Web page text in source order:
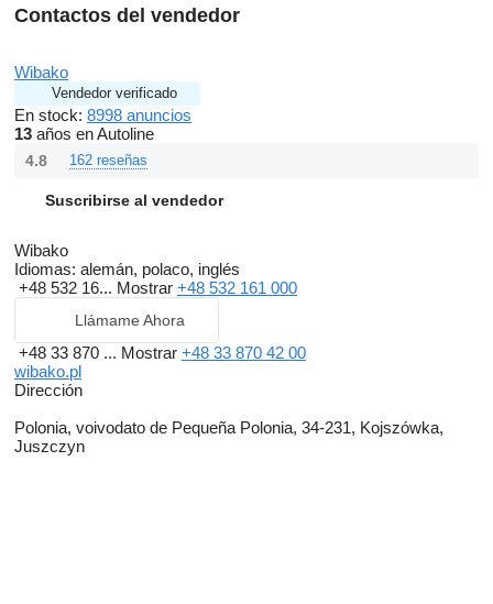
Contactos del vendedor
Wibako
Vendedor verificado
En stock: 8998 anuncios
13 años en Autoline
4.8 162 reseñas
Suscribirse al vendedor
Wibako
Idiomas: alemán, polaco, inglés
+48 532 16... Mostrar +48 532 161 000
Llámame Ahora
+48 33 870 ... Mostrar +48 33 870 42 00
wibako.pl
Dirección
Polonia, voivodato de Pequeña Polonia, 34-231, Kojszówka,
Juszczyn